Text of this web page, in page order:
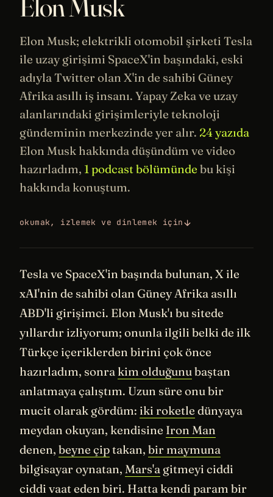
Elon Musk
Elon Musk; elektrikli otomobil şirketi Tesla
ile uzaygirişimi SpaceX'in başındaki, eski
adıylaTwitterolan X'in de sahibi Güney
Afrika asıllı iş insanı. Yapay Zekave uzay
alanlarındaki girişimleriyle teknoloji
gündeminin merkezinde yer alır. 24 yazıda
Elon Musk hakkında düşündüm ve video
hazırladım, 1 podcast bölümünde bu kişi
hakkında konuştum.
okumak, izlemek ve dinlemek için
Tesla ve SpaceX'in başında bulunan, X ile
xAI'nin de sahibi olan Güney Afrika asıllı
ABD'li girişimci. Elon Musk'ı bu sitede
yıllardır izliyorum; onunla ilgili belki de ilk
Türkçe içeriklerden birini çok önce
hazırladım, sonra kim olduğunubaştan
anlatmaya çalıştım. Uzun süre onu bir
mucit olarak gördüm: iki roketle dünyaya
meydan okuyan, kendisine Iron Man
denen, beyne çiptakan, bir maymuna
bilgisayar oynatan, Mars'a gitmeyi ciddi
ciddi vaat eden biri. Hatta kendi param bir